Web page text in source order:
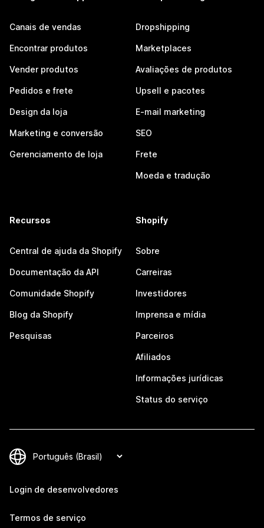
Canais de vendas
Encontrar produtos
Vender produtos
Pedidos e frete
Design da loja
Marketing e conversão
Gerenciamento de loja
Dropshipping
Marketplaces
Avaliações de produtos
Upsell e pacotes
E-mail marketing
SEO
Frete
Moeda e tradução
Recursos
Central de ajuda da Shopify
Documentação da API
Comunidade Shopify
Blog da Shopify
Pesquisas
Shopify
Sobre
Carreiras
Investidores
Imprensa e mídia
Parceiros
Afiliados
Informações jurídicas
Status do serviço
Login de desenvolvedores
Termos de serviço